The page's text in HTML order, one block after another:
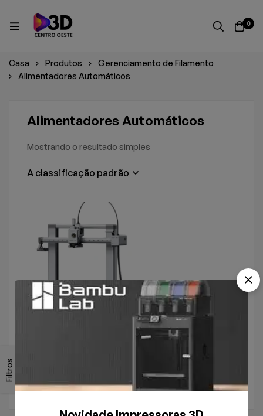
0
Casa Produtos
Gerenciamento de Filamento
Alimentadores Automáticos
Filtros
Alimentadores Automáticos
Mostrando o resultado simples
A classificação padrão